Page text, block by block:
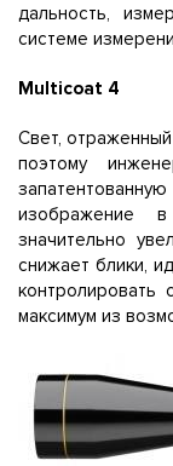
дальность,
системе
Multicoat 4
Свет,
поэтому
изображение
значительно
снижает блики,
максимум из